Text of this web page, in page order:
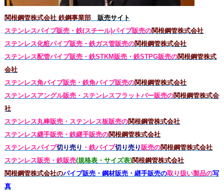
関根鋼管株式会社 鉄鋼事業部 販売サイト
ステンレスパイプ販売・鉄(スチール)パイプ販売の関根鋼管株式会社
ステンレス化粧パイプ販売・鉄ガス管販売の関根鋼管株式会社
ステンレス配管パイプ販売・鉄STKM販売・鉄STPG販売の関根鋼管株式
会社
ステンレス角パイプ販売・鉄角パイプ販売の関根鋼管株式会社
ステンレスアングル販売・ ステンレスフラットバー販売の関根鋼管株式会
社
ステンレス丸棒販売・ ステンレス板販売の関根鋼管株式会社
ステンレス継手販売・鉄継手販売の関根鋼管株式会社
ステンレスパイプ切り売り ・鉄パイプ切り売り 販売の関根鋼管株式会社
ステンレス販売・鉄販売(規格表・サイズ表)関根鋼管株式会社
関根鋼管株式会社のパイプ販売・鋼材販売・継手販売の取り扱い製品の写
真